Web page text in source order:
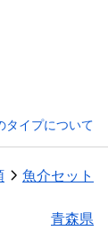
タイプについて
魚介セット
青森県